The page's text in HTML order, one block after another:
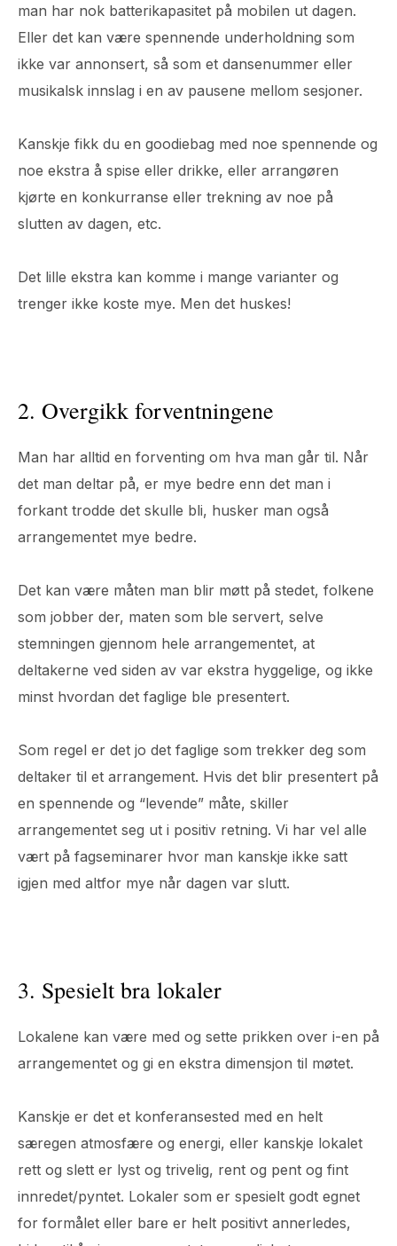
man har nok batterikapasitet på mobilen ut dagen.
Eller det kan være spennende underholdning som
ikke var annonsert, så som et dansenummer eller
musikalsk innslag i en av pausene mellom sesjoner.
Kanskje fikk du en goodiebag med noe spennende og
noe ekstra å spise eller drikke, eller arrangøren
kjørte en konkurranse eller trekning av noe på
slutten av dagen, etc.
Det lille ekstra kan komme i mange varianter og
trenger ikke koste mye. Men det huskes!
2. Overgikk forventningene
Man har alltid en forventing om hva man går til. Når
det man deltar på, er mye bedre enn det man i
forkant trodde det skulle bli, husker man også
arrangementet mye bedre.
Det kan være måten man blir møtt på stedet, folkene
som jobber der, maten som ble servert, selve
stemningen gjennom hele arrangementet, at
deltakerne ved siden av var ekstra hyggelige, og ikke
minst hvordan det faglige ble presentert.
Som regel er det jo det faglige som trekker deg som
deltaker til et arrangement. Hvis det blir presentert på
en spennende og “levende” måte, skiller
arrangementet seg ut i positiv retning. Vi har vel alle
vært på fagseminarer hvor man kanskje ikke satt
igjen med altfor mye når dagen var slutt.
3. Spesielt bra lokaler
Lokalene kan være med og sette prikken over i-en på
arrangementet og gi en ekstra dimensjon til møtet.
Kanskje er det et konferansested med en helt
særegen atmosfære og energi, eller kanskje lokalet
rett og slett er lyst og trivelig, rent og pent og fint
innredet/pyntet. Lokaler som er spesielt godt egnet
for formålet eller bare er helt positivt annerledes,